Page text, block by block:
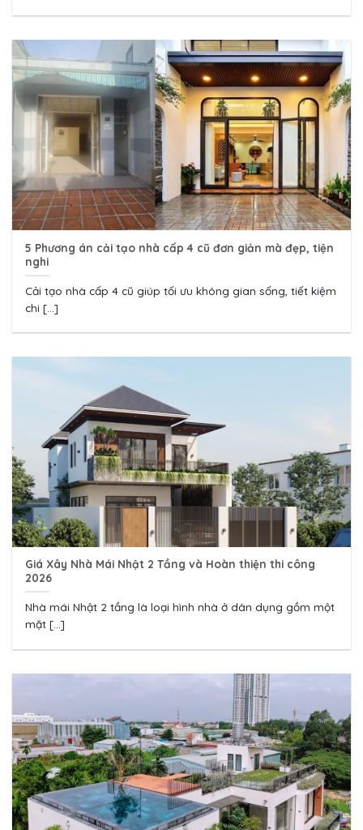
5 Phương án cải tạo nhà cấp 4 cũ đơn giản mà đẹp, tiện
nghi
Cải tạo nhà cấp 4 cũ giúp tối ưu không gian sống, tiết kiệm
chi [...]
Giá Xây Nhà Mái Nhật 2 Tầng và Hoàn thiện thi công
2026
Nhà mái Nhật 2 tầng là loại hình nhà ở dân dụng gồm một
mặt [...]